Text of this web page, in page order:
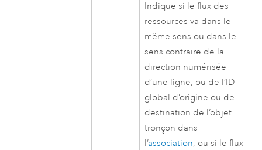
Indique si le flux des
ressources va dans le
même sens ou dans le
sens contraire de la
direction numérisée
d’une ligne, ou de l’ID
global d’origine ou de
destination de l’objet
tronçon dans
l’association, ou si le flux